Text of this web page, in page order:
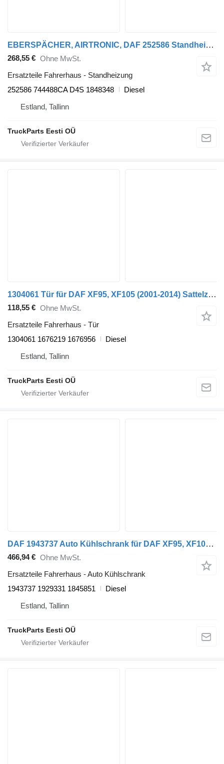
EBERSPÄCHER, AIRTRONIC, DAF 252586 Standheizung für DAF XF95, XF105 (2001-2014) Sattelzugmaschine
268,55 € Ohne MwSt.
Ersatzteile Fahrerhaus - Standheizung
252586 744488CA D4S 1848348
Diesel
Estland, Tallinn
TruckParts Eesti OÜ
1304061 Tür für DAF XF95, XF105 (2001-2014) Sattelzugmaschine
118,55 € Ohne MwSt.
Ersatzteile Fahrerhaus - Tür
1304061 1676219 1676956
Diesel
Estland, Tallinn
TruckParts Eesti OÜ
DAF 1943737 Auto Kühlschrank für DAF XF95, XF105 (2001-2014) Sattelzugmaschine
466,94 € Ohne MwSt.
Ersatzteile Fahrerhaus - Auto Kühlschrank
1943737 1929331 1845851
Diesel
Estland, Tallinn
TruckParts Eesti OÜ